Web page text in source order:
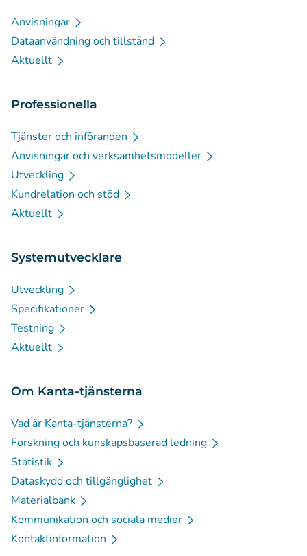
Anvisningar
Dataanvändning och tillstånd
Aktuellt
Professionella
Tjänster och införanden
Anvisningar och verksamhetsmodeller
Utveckling
Kundrelation och stöd
Aktuellt
Systemutvecklare
Utveckling
Specifikationer
Testning
Aktuellt
Om Kanta-tjänsterna
Vad är Kanta-tjänsterna?
Forskning och kunskapsbaserad ledning
Statistik
Dataskydd och tillgänglighet
Materialbank
Kommunikation och sociala medier
Kontaktinformation